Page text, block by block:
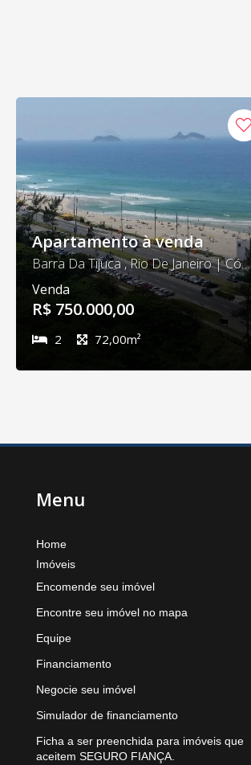
Apartamento à venda
Barra Da Tijuca , Rio De Janeiro | Cód. 313
Venda
R$ 750.000,00
2 72,00m²
Menu
Home
Imóveis
Encomende seu imóvel
Encontre seu imóvel no mapa
Equipe
Financiamento
Negocie seu imóvel
Simulador de financiamento
Ficha a ser preenchida para imóveis que
aceitem SEGURO FIANÇA.